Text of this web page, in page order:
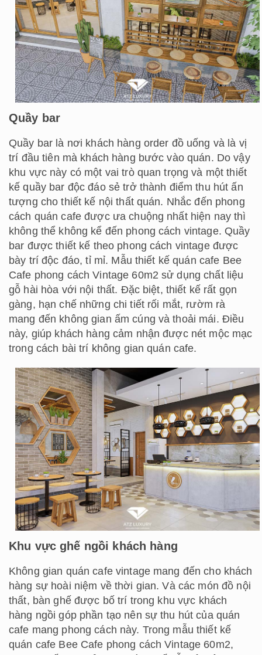
Quầy bar
Quầy bar là nơi khách hàng order đồ uống và là vị
trí đầu tiên mà khách hàng bước vào quán. Do vậy
khu vực này có một vai trò quan trọng và một thiết
kế quầy bar độc đáo sẻ trở thành điểm thu hút ấn
tượng cho thiết kế nội thất quán. Nhắc đến phong
cách quán cafe được ưa chuộng nhất hiện nay thì
không thể không kể đến phong cách vintage. Quầy
bar được thiết kế theo phong cách vintage được
bày trí độc đáo, tỉ mỉ. Mẫu thiết kế quán cafe Bee
Cafe phong cách Vintage 60m2 sử dụng chất liệu
gỗ hài hòa với nội thất. Đặc biệt, thiết kế rất gọn
gàng, hạn chế những chi tiết rối mắt, rườm rà
mang đến không gian ấm cúng và thoải mái. Điều
này, giúp khách hàng cảm nhận được nét mộc mạc
trong cách bài trí không gian quán cafe.
Khu vực ghế ngồi khách hàng
Không gian quán cafe vintage mang đến cho khách
hàng sự hoài niệm về thời gian. Và các món đồ nội
thất, bàn ghế được bố trí trong khu vực khách
hàng ngồi góp phần tạo nên sự thu hút của quán
cafe mang phong cách này. Trong mẫu thiết kế
quán cafe Bee Cafe phong cách Vintage 60m2,